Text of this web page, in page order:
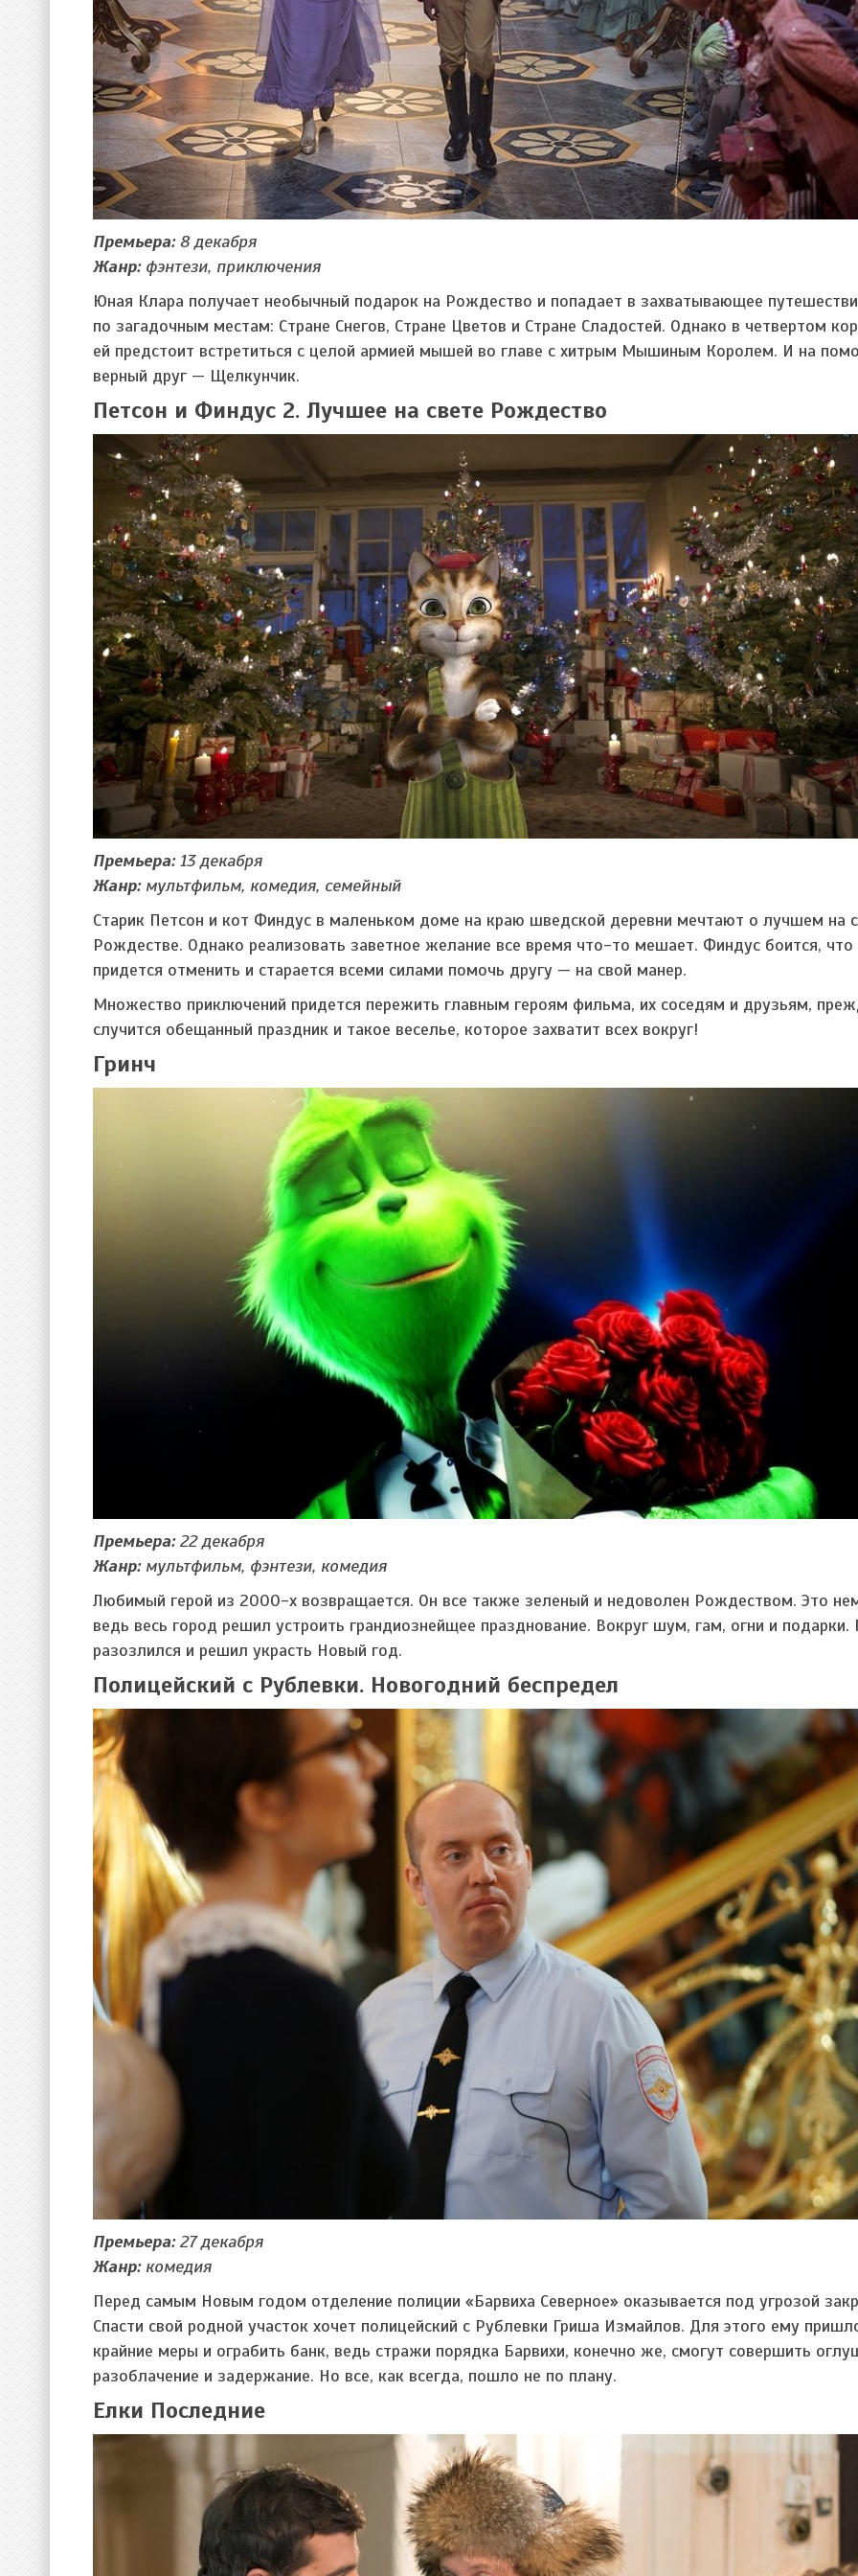
Премьера:8 декабря
Жанр:фэнтези, приключения
Юная Клара получает необычный подарок на Рождество и попадает в захватывающее
по загадочным местам: Стране Снегов, Стране Цветов и Стране Сладостей. Однако в четвертом
ей предстоит встретиться с целой армией мышей во главе с хитрым Мышиным Королем. И на
верный друг — Щелкунчик.
Петсон и Финдус 2. Лучшее на свете Рождество
Премьера:13 декабря
Жанр:мультфильм, комедия, семейный
Старик Петсон и кот Финдус в маленьком доме на краю шведской деревни мечтают о лучшем на
Рождестве. Однако реализовать заветное желание все время что-то мешает. Финдус боится, что
придется отменить и старается всеми силами помочь другу — на свой манер.
Множество приключений придется пережить главным героям фильма, их соседям и друзьям,
случится обещанный праздник и такое веселье, которое захватит всех вокруг!
Гринч
Премьера:22 декабря
Жанр:мультфильм, фэнтези, комедия
Любимый герой из 2000-х возвращается. Он все также зеленый и недоволен Рождеством. Это
ведь весь город решил устроить грандиознейщее празднование. Вокруг шум, гам, огни и подарки.
разозлился и решил украсть Новый год.
Полицейский с Рублевки. Новогодний беспредел
Премьера:27 декабря
Жанр:комедия
Перед самым Новым годом отделение полиции «Барвиха Северное» оказывается под угрозой
Спасти свой родной участок хочет полицейский с Рублевки Гриша Измайлов. Для этого ему
крайние меры и ограбить банк, ведь стражи порядка Барвихи, конечно же, смогут совершить
разоблачение и задержание. Но все, как всегда, пошло не по плану.
Елки Последние